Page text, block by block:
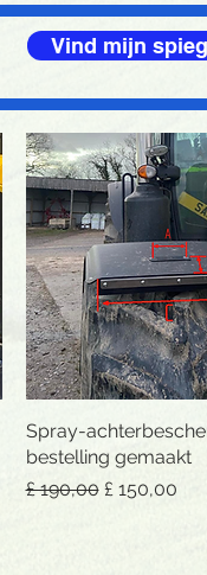
Vind mijn
Snel
Spray-
bestelling gemaakt
Normale prijs
£ 190,00 Verkoopprijs
£ 150,00